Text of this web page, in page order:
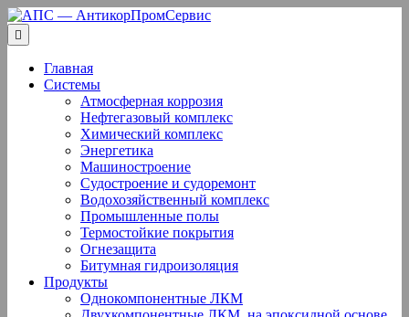
Перейти
к
содержанию
Главная
Системы
Атмосферная коррозия
Нефтегазовый комплекс
Химический комплекс
Энергетика
Машиностроение
Судостроение и судоремонт
Водохозяйственный комплекс
Промышленные полы
Термостойкие покрытия
Огнезащита
Битумная гидроизоляция
Продукты
Однокомпонентные ЛКМ